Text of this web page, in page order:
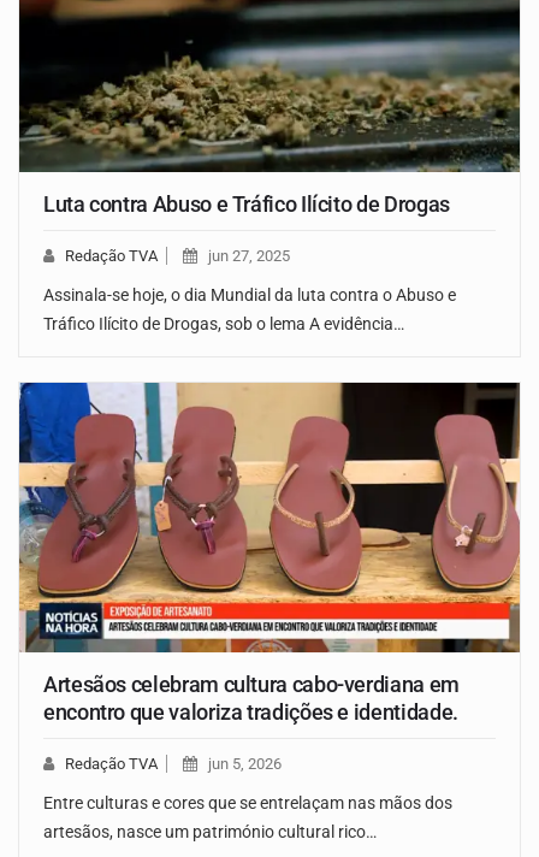
Luta contra Abuso e Tráfico Ilícito de Drogas
Redação TVA jun 27, 2025
Assinala-se hoje, o dia Mundial da luta contra o Abuso e
Tráfico Ilícito de Drogas, sob o lema A evidência…
Artesãos celebram cultura cabo-verdiana em
encontro que valoriza tradições e identidade.
Redação TVA jun 5, 2026
Entre culturas e cores que se entrelaçam nas mãos dos
artesãos, nasce um património cultural rico…